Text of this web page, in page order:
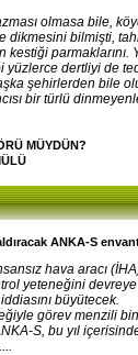
olmasa bile,
dikmesini bilmişti,
kestiği parmaklarını.
yüzlerce dertliyi de
şehirlerden bile
bir türlü
MÜYDÜN?
ANKA-S
hava aracı
yeteneğini devreye
büyütecek.
görev menzili
S, bu yıl